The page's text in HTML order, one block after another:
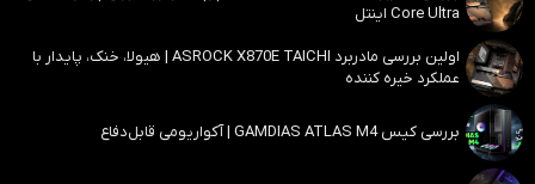
Core Ultra اینتل
اولین بررسی مادربرد ASROCK X870E TAICHI | هیولا، خنک، پایدار با
عملکرد خیره کننده
بررسی کیس GAMDIAS ATLAS M4 | آکواریومی قابل‌دفاع